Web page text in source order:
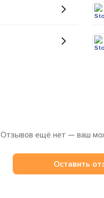
Отзывов ещё нет — ваш
Оставить